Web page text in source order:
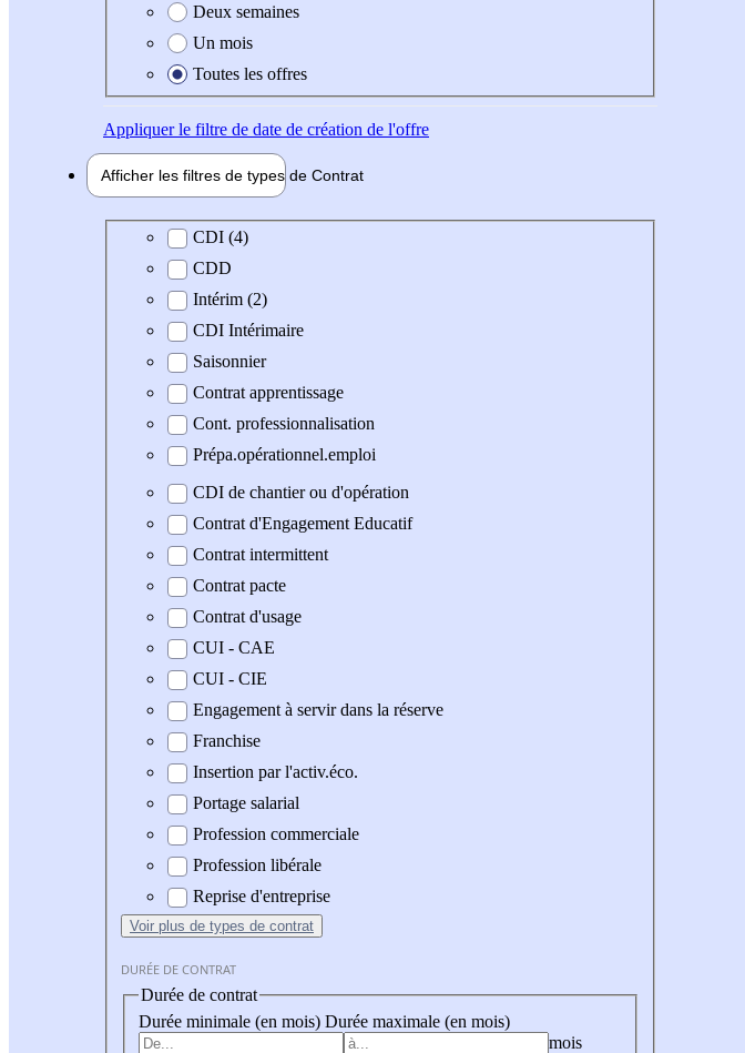
Deux semaines
Un mois
Toutes les offres
Appliquerle filtre de date de création de l'offre
Afficher les filtres de types de Contrat
Type de contrat
CDI (4)
CDD
Intérim (2)
CDI Intérimaire
Saisonnier
Contrat apprentissage
Cont. professionnalisation
Prépa.opérationnel.emploi
CDI de chantier ou d'opération
Contrat d'Engagement Educatif
Contrat intermittent
Contrat pacte
Contrat d'usage
CUI - CAE
CUI - CIE
Engagement à servir dans la réserve
Franchise
Insertion par l'activ.éco.
Portage salarial
Profession commerciale
Profession libérale
Reprise d'entreprise
Voir plus de types de contrat
DURÉE DE CONTRAT
Durée de contrat
Durée minimale (en mois) Durée maximale (en mois)
mois